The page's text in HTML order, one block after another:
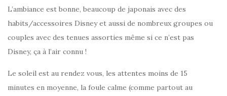
L’ambiance est bonne, beaucoup de japonais avec des
habits/accessoires Disney et aussi de nombreux groupes ou
couples avec des tenues assorties même si ce n’est pas
Disney, ça à l’air connu !
Le soleil est au rendez vous, les attentes moins de 15
minutes en moyenne, la foule calme (comme partout au